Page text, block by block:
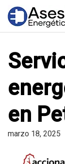
Saltar
contenido
en
marzo 18, 2025